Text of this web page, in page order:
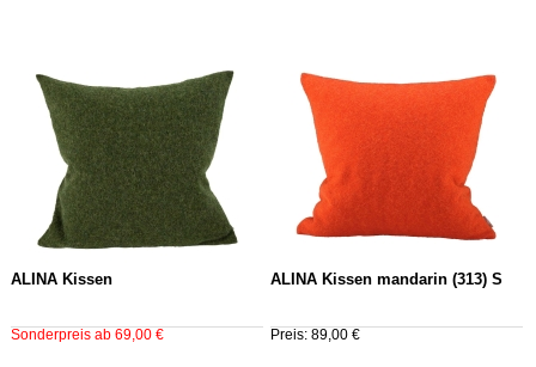
ALINA Kissen
Sonderpreis ab 69,00 €
ALINA Kissen mandarin (313) S
Preis: 89,00 €